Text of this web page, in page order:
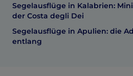
Segelausflüge in Kalabrien:
der Costa degli Dei
Segelausflüge in Apulien: die
entlang